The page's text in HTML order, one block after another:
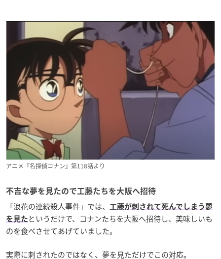
アニメ『名探偵コナン』第118話より
不吉な夢を見たので工藤たちを大阪へ招待
「浪花の連続殺人事件」では、
工藤が刺されて死んでしまう夢
を見た というだけで、コナンたちを大阪へ招待し、美味しいも
のを食べさせてあげていました。
実際に刺されたのではなく、夢を見ただけでこの対応。